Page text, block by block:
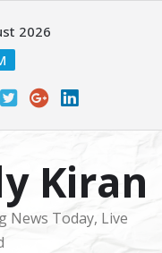
2026
Kiran
News Today, Live